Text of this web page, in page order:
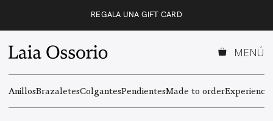
REGALA UNA GIFT CARD
MENÚ
AnillosBrazaletesColgantesPendientesMade to order